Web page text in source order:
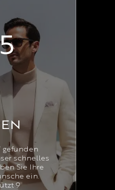
gefunden
schnelles
Sie Ihre
ein.
9